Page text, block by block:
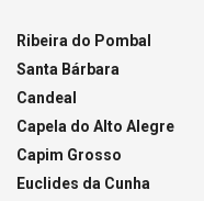
Ribeira do Pombal
Santa Bárbara
Candeal
Capela do Alto Alegre
Capim Grosso
Euclides da Cunha